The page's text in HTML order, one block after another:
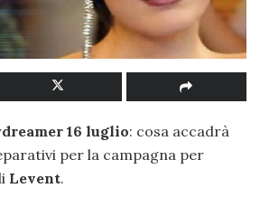
16 luglio: cosa accadrà
per la campagna per
Levent.